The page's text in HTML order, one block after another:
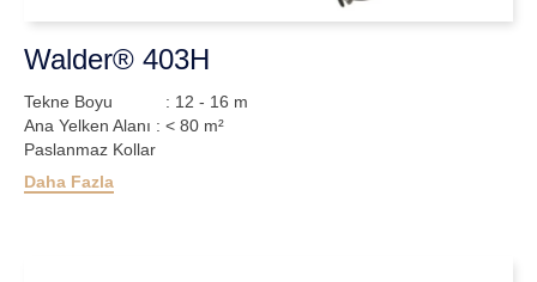
Walder® 403H
Tekne Boyu : 12 - 16 m
Ana Yelken Alanı : < 80 m²
Paslanmaz Kollar
Daha Fazla